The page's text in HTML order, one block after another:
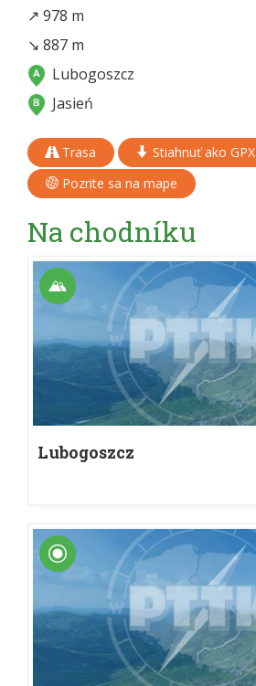
↗ 978 m
↘ 887 m
Lubogoszcz
Jasień
Trasa
Stiahnuť ako GPX
Pozrite sa na mape
Na chodníku
Lubogoszcz